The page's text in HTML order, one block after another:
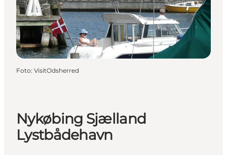
Foto: VisitOdsherred
Nykøbing Sjælland
Lystbådehavn